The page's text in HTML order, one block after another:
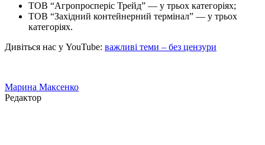
ТОВ “Агропросперіс Трейд” — у трьох категоріях;
ТОВ “Західний контейнерний термінал” — у трьох
категоріях.
Дивіться нас у YouTube: важливі теми – без цензури
Марина Максенко
Редактор